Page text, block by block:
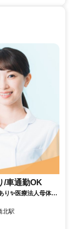
/車通勤OK
り✨医療法人母体で
北駅